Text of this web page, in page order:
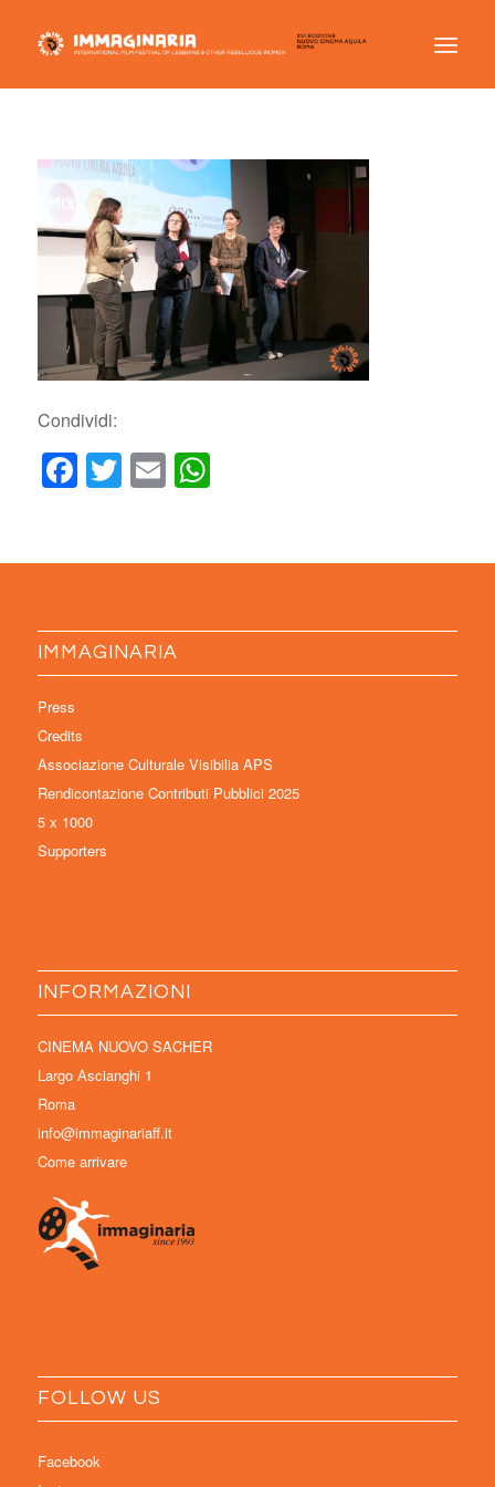
Condividi:
Facebook
Twitter
EmailWhatsApp
IMMAGINARIA
Press
Credits
Associazione Culturale Visibilia APS
Rendicontazione Contributi Pubblici 2025
5 x 1000
Supporters
INFORMAZIONI
CINEMA NUOVO SACHER
Largo Ascianghi 1
Roma
info@immaginariaff.it
Come arrivare
FOLLOW US
Facebook